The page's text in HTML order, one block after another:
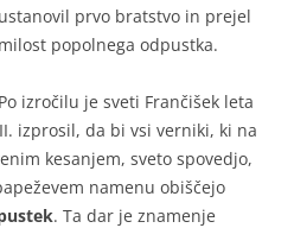
ustanovil prvo bratstvo in prejel
milost popolnega odpustka.
Po izročilu je sveti Frančišek leta
izprosil, da bi vsi verniki, ki na
kesanjem, sveto spovedjo,
namenu obiščejo
. Ta dar je znamenje